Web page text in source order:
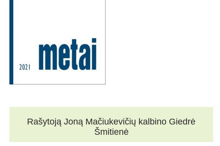
Rašytoją Joną Mačiukevičių kalbino Giedrė
Šmitienė